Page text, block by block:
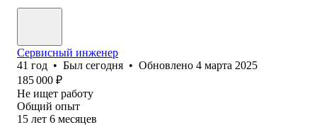
Сервисный инженер
41 год • Был сегодня • Обновлено 4 марта 2025
185 000 ₽
Не ищет работу
Общий опыт
15 лет 6 месяцев